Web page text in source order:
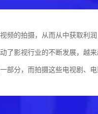
频的拍摄，从而从中获取利
影视行业的不断发展，越来
部分，而拍摄这些电视剧、